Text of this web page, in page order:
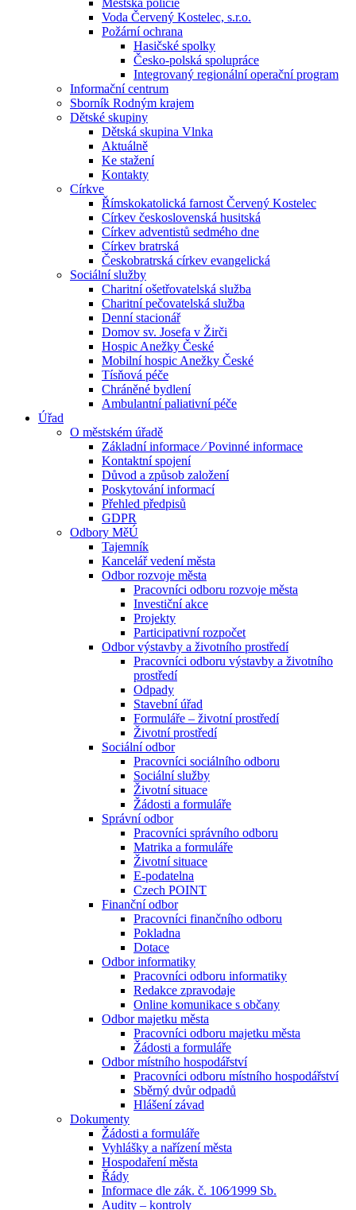
Městská policie
Voda Červený Kostelec, s.r.o.
Požární ochrana
Hasičské spolky
Česko-polská spolupráce
Integrovaný regionální operační program
Informační centrum
Sborník Rodným krajem
Dětské skupiny
Dětská skupina Vlnka
Aktuálně
Ke stažení
Kontakty
Církve
Římskokatolická farnost Červený Kostelec
Církev československá husitská
Církev adventistů sedmého dne
Církev bratrská
Českobratrská církev evangelická
Sociální služby
Charitní ošetřovatelská služba
Charitní pečovatelská služba
Denní stacionář
Domov sv. Josefa v Žirči
Hospic Anežky České
Mobilní hospic Anežky České
Tísňová péče
Chráněné bydlení
Ambulantní paliativní péče
Úřad
O městském úřadě
Základní informace ⁄ Povinné informace
Kontaktní spojení
Důvod a způsob založení
Poskytování informací
Přehled předpisů
GDPR
Odbory MěÚ
Tajemník
Kancelář vedení města
Odbor rozvoje města
Pracovníci odboru rozvoje města
Investiční akce
Projekty
Participativní rozpočet
Odbor výstavby a životního prostředí
Pracovníci odboru výstavby a životního
prostředí
Odpady
Stavební úřad
Formuláře – životní prostředí
Životní prostředí
Sociální odbor
Pracovníci sociálního odboru
Sociální služby
Životní situace
Žádosti a formuláře
Správní odbor
Pracovníci správního odboru
Matrika a formuláře
Životní situace
E-podatelna
Czech POINT
Finanční odbor
Pracovníci finančního odboru
Pokladna
Dotace
Odbor informatiky
Pracovníci odboru informatiky
Redakce zpravodaje
Online komunikace s občany
Odbor majetku města
Pracovníci odboru majetku města
Žádosti a formuláře
Odbor místního hospodářství
Pracovníci odboru místního hospodářství
Sběrný dvůr odpadů
Hlášení závad
Dokumenty
Žádosti a formuláře
Vyhlášky a nařízení města
Hospodaření města
Řády
Informace dle zák. č. 106⁄1999 Sb.
Audity – kontroly